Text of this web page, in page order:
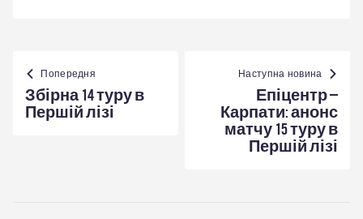
Навігація
записів
Попередня
Збірна 14 туру в
Першій лізі
Наступна новина
Епіцентр –
Карпати: анонс
матчу 15 туру в
Першій лізі